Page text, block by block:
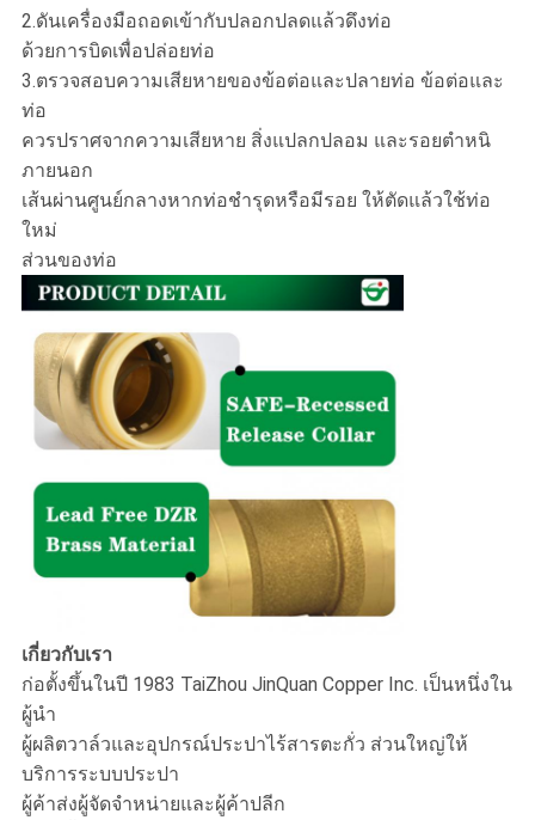
2.ดันเครื่องมือถอดเข้ากับปลอกปลดแล้วดึงท่อ
ด้วยการบิดเพื่อปล่อยท่อ
3.ตรวจสอบความเสียหายของข้อต่อและปลายท่อ ข้อต่อและ
ท่อ
ควรปราศจากความเสียหาย สิ่งแปลกปลอม และรอยตำหนิ
ภายนอก
เส้นผ่านศูนย์กลางหากท่อชำรุดหรือมีรอย ให้ตัดแล้วใช้ท่อ
ใหม่
ส่วนของท่อ
เกี่ยวกับเรา
ก่อตั้งขึ้นในปี 1983 TaiZhou JinQuan Copper Inc. เป็นหนึ่งใน
ผู้นำ
ผู้ผลิตวาล์วและอุปกรณ์ประปาไร้สารตะกั่ว ส่วนใหญ่ให้
บริการระบบประปา
ผู้ค้าส่งผู้จัดจำหน่ายและผู้ค้าปลีก